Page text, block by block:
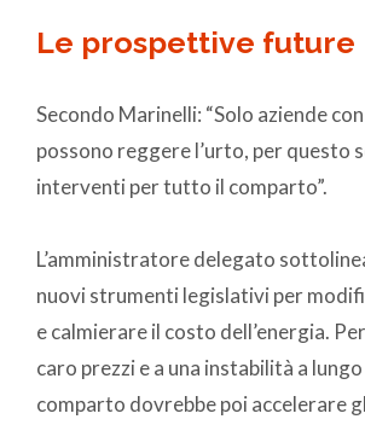
Le prospettive future
Secondo Marinelli: “Solo aziende
possono reggere l’urto, per questo
interventi per tutto il comparto”.
L’amministratore delegato
nuovi strumenti legislativi per
e calmierare il costo dell’energia.
caro prezzi e a una instabilità a
comparto dovrebbe poi accelerare